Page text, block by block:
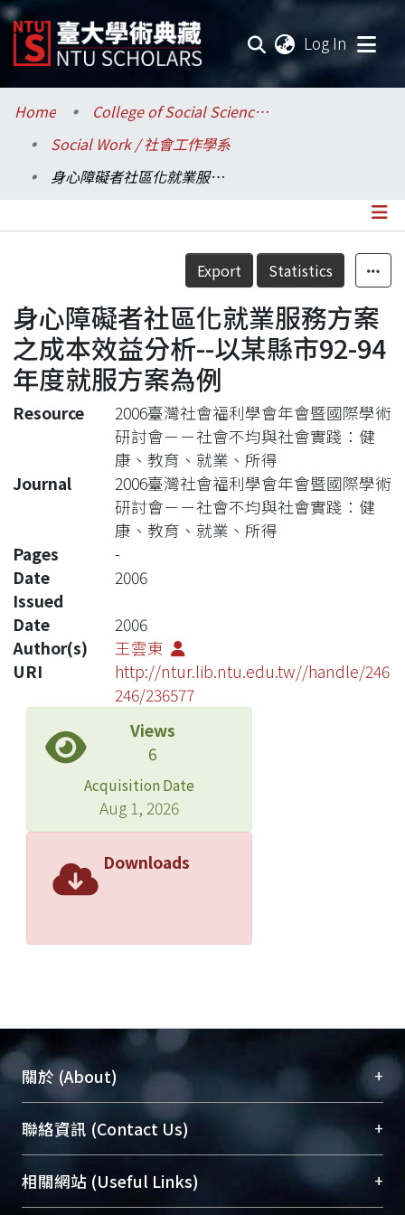
Log In
Communities & Collections
Research Outputs
Statistics
Home
College of Social Sciences / 社會科學院
Social Work / 社會工作學系
身心障礙者社區化就業服務方案之成本效益分析--以某縣市92-94年度就服方案為例
Details
Export Statistics
身心障礙者社區化就業服務方案
之成本效益分析--以某縣市92-94
年度就服方案為例
Resource
2006臺灣社會福利學會年會暨國際學術
研討會－－社會不均與社會實踐：健
康、教育、就業、所得
Journal
2006臺灣社會福利學會年會暨國際學術
研討會－－社會不均與社會實踐：健
康、教育、就業、所得
Pages
-
Date
Issued
2006
Date
2006
Author(s)
王雲東
URI
http://ntur.lib.ntu.edu.tw//handle/246
246/236577
Views
6
Acquisition Date
Aug 1, 2026
Downloads
關於 (About) +
臺大位居世界頂尖大學之列，為永久珍藏及向國際
展現本校豐碩的研究成果及學術能量，圖書館整合
機構典藏（NTUR）與學術庫（AH）不同功能平
台，成為臺大學術典藏NTU scholars。期能整合研
聯絡資訊 (Contact Us) +
總館學科館員(Main Library)
醫學圖書館學科館員(Medical Library)
相關網站 (Useful Links) +